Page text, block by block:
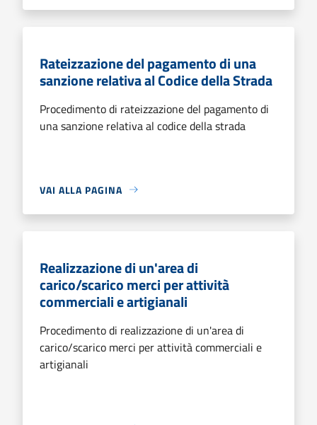
Rateizzazione del pagamento di una
sanzione relativa al Codice della Strada
Procedimento di rateizzazione del pagamento di
una sanzione relativa al codice della strada
VAI ALLA PAGINA
Realizzazione di un'area di
carico/scarico merci per attività
commerciali e artigianali
Procedimento di realizzazione di un'area di
carico/scarico merci per attività commerciali e
artigianali